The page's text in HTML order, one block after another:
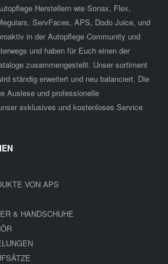
Herstellern wie Sonax, Flex,
ServFaces, APS, Dodo Juice, und
in der Autopflege Community und
und haben für Euch einen der
zusammengestellt. Unser sortiment
ständig erweitert und neu balanciert. Die
Auslese und professionelle
exklusives und kostenloses Service
VON APS
& HANDSCHUHE